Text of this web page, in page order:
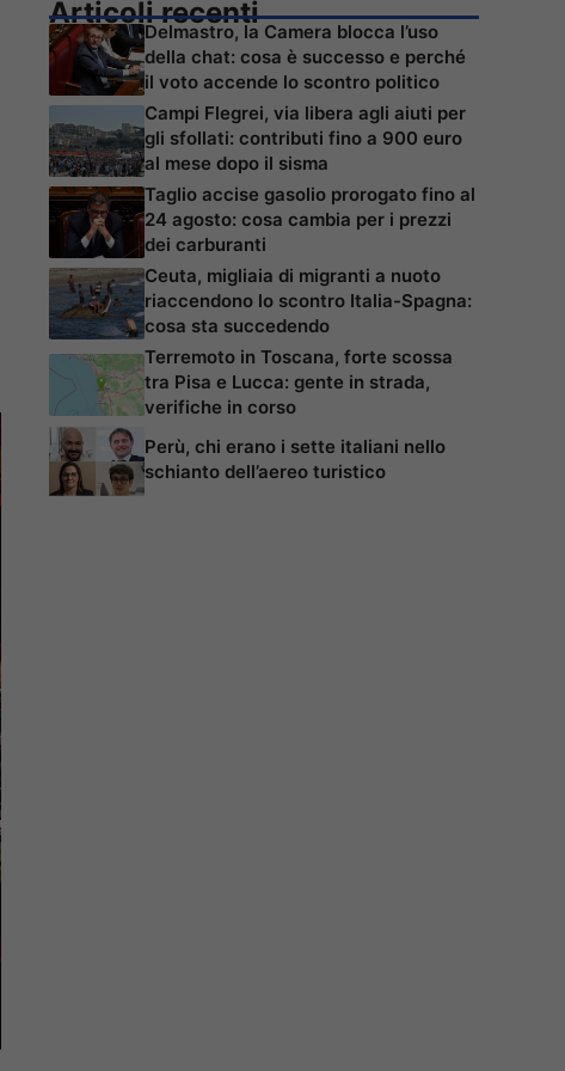
Articoli recenti
Delmastro, la Camera blocca l’uso
della chat: cosa è successo e perché
il voto accende lo scontro politico
Campi Flegrei, via libera agli aiuti per
gli sfollati: contributi fino a 900 euro
al mese dopo il sisma
Taglio accise gasolio prorogato fino al
24 agosto: cosa cambia per i prezzi
dei carburanti
Ceuta, migliaia di migranti a nuoto
riaccendono lo scontro Italia-Spagna:
cosa sta succedendo
Terremoto in Toscana, forte scossa
tra Pisa e Lucca: gente in strada,
verifiche in corso
Perù, chi erano i sette italiani nello
schianto dell’aereo turistico